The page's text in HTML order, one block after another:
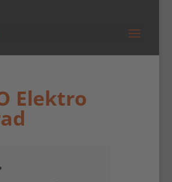
Elektro